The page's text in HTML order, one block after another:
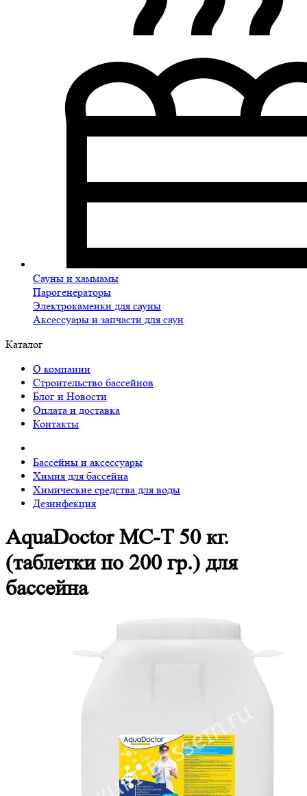
Сауны и хаммамы
Парогенераторы
Электрокаменки для сауны
Аксессуары и запчасти для саун
Каталог
О компании
Строительство бассейнов
Блог и Новости
Оплата и доставка
Контакты
Бассейны и аксессуары
Химия для бассейна
Химические средства для воды
Дезинфекция
AquaDoctor MC-T 50 кг.
(таблетки по 200 гр.) для
бассейна